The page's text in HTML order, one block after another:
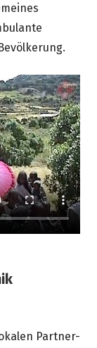
Partner-